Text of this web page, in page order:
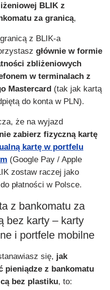
BLIK z
za granicą,
z BLIK-a
głównie w formie
zbliżeniowych
w terminalach z
Mastercard (tak jak kartą
do konta w PLN).
że na wyjazd
zabierz fizyczną kartę
kartę w portfelu
(Google Pay / Apple
zostaw raczej jako
płatności w Polsce.
z bankomatu za
bez karty – karty
i portfele mobilne
się, jak
pieniądze z bankomatu
bez plastiku, to: